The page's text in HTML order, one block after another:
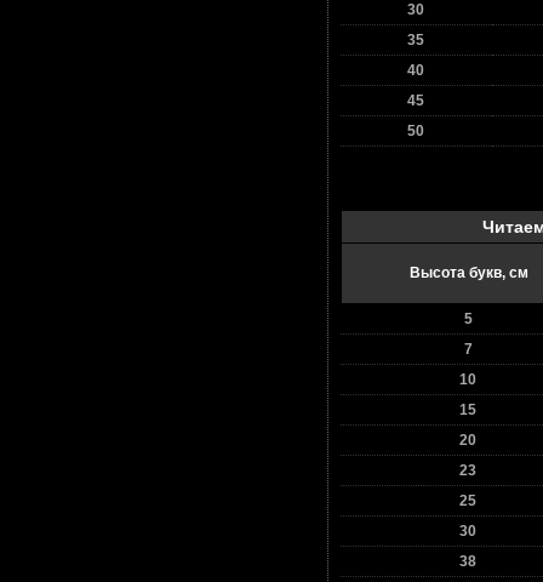
30
35
40
45
50
Высота букв, см
5
7
10
15
20
23
25
30
38